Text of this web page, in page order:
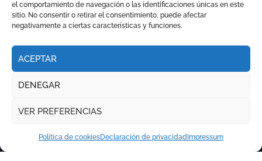
el comportamiento de navegación o las identificaciones únicas en este
sitio. No consentir o retirar el consentimiento, puede afectar
negativamente a ciertas características y funciones.
ACEPTAR
DENEGAR
VER PREFERENCIAS
Política de cookiesDeclaración de privacidad Impressum